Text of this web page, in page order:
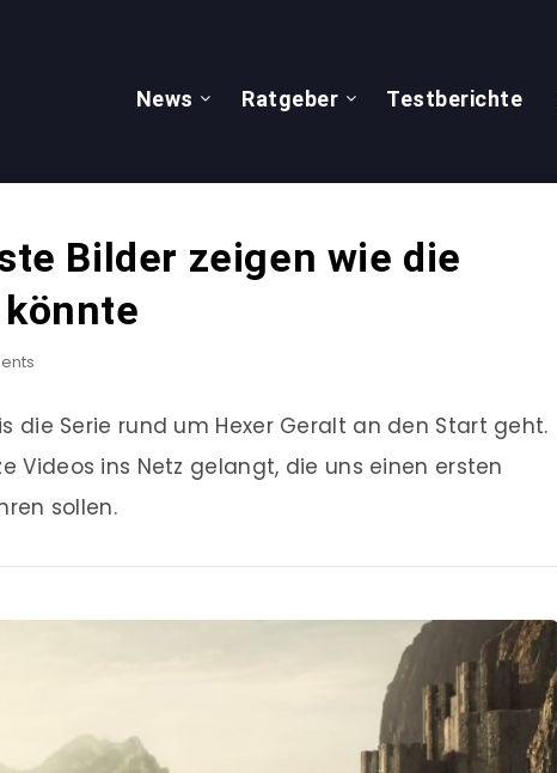
News Ratgeber Testberichte
Bilder zeigen wie die
die Serie rund um Hexer Geralt an den Start geht.
Videos ins Netz gelangt, die uns einen ersten
sollen.